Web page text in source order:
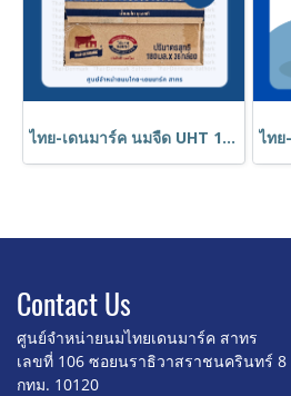
ไทย-เดนมาร์ค นมจืด UHT 180 มล. // Thai-Denmark Plain Milk 180 ml (36 Boxes)
Contact Us
ศูนย์จำหน่ายนมไทยเดนมาร์ค สาทร
เลขที่ 106 ซอยนราธิวาสราชนครินทร์ 8
กทม. 10120